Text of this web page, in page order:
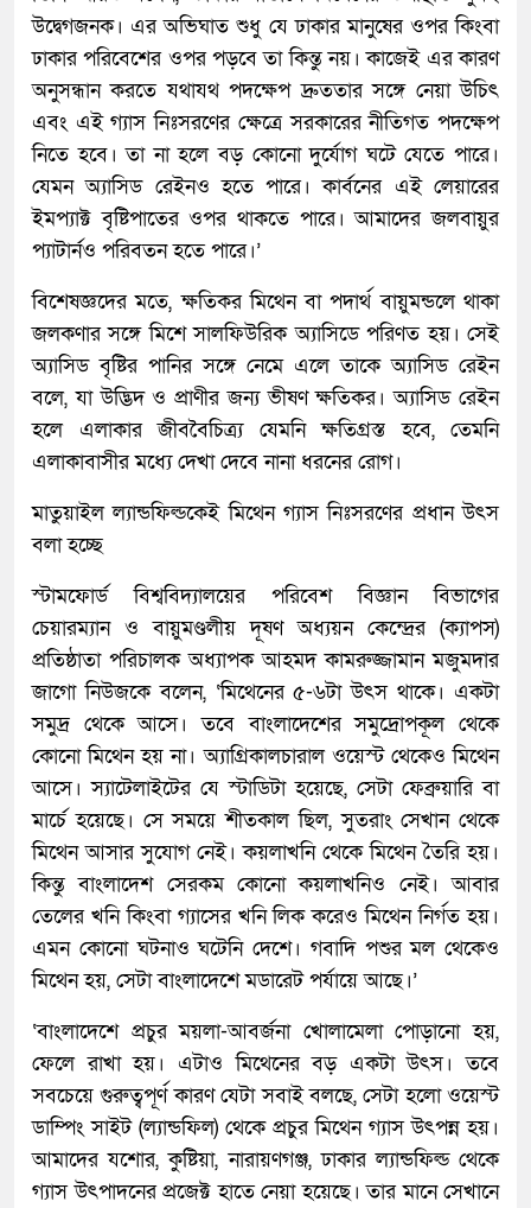
উদ্বেগজনক। এর অভিঘাত শুধু যে ঢাকার মানুষের ওপর কিংবা
ঢাকার পরিবেশের ওপর পড়বে তা কিন্তু নয়। কাজেই এর কারণ
অনুসন্ধান করতে যথাযথ পদক্ষেপ দ্রুততার সঙ্গে নেয়া উচিৎ
এবং এই গ্যাস নিঃসরণের ক্ষেত্রে সরকারের নীতিগত পদক্ষেপ
নিতে হবে। তা না হলে বড় কোনো দুর্যোগ ঘটে যেতে পারে।
যেমন অ্যাসিড রেইনও হতে পারে। কার্বনের এই লেয়ারের
ইমপ্যাক্ট বৃষ্টিপাতের ওপর থাকতে পারে। আমাদের জলবায়ুর
প্যাটার্নও পরিবতন হতে পারে।’
বিশেষজ্ঞদের মতে, ক্ষতিকর মিথেন বা পদার্থ বায়ুমন্ডলে থাকা
জলকণার সঙ্গে মিশে সালফিউরিক অ্যাসিডে পরিণত হয়। সেই
অ্যাসিড বৃষ্টির পানির সঙ্গে নেমে এলে তাকে অ্যাসিড রেইন
বলে, যা উদ্ভিদ ও প্রাণীর জন্য ভীষণ ক্ষতিকর। অ্যাসিড রেইন
হলে এলাকার জীববৈচিত্র্য যেমনি ক্ষতিগ্রস্ত হবে, তেমনি
এলাকাবাসীর মধ্যে দেখা দেবে নানা ধরনের রোগ।
মাতুয়াইল ল্যান্ডফিল্ডকেই মিথেন গ্যাস নিঃসরণের প্রধান উৎস
বলা হচ্ছে
স্টামফোর্ড বিশ্ববিদ্যালয়ের পরিবেশ বিজ্ঞান বিভাগের
চেয়ারম্যান ও বায়ুমণ্ডলীয় দূষণ অধ্যয়ন কেন্দ্রের (ক্যাপস)
প্রতিষ্ঠাতা পরিচালক অধ্যাপক আহমদ কামরুজ্জামান মজুমদার
জাগো নিউজকে বলেন, ‘মিথেনের ৫-৬টা উৎস থাকে। একটা
সমুদ্র থেকে আসে। তবে বাংলাদেশের সমুদ্রোপকূল থেকে
কোনো মিথেন হয় না। অ্যাগ্রিকালচারাল ওয়েস্ট থেকেও মিথেন
আসে। স্যাটেলাইটের যে স্টাডিটা হয়েছে, সেটা ফেব্রুয়ারি বা
মার্চে হয়েছে। সে সময়ে শীতকাল ছিল, সুতরাং সেখান থেকে
মিথেন আসার সুযোগ নেই। কয়লাখনি থেকে মিথেন তৈরি হয়।
কিন্তু বাংলাদেশ সেরকম কোনো কয়লাখনিও নেই। আবার
তেলের খনি কিংবা গ্যাসের খনি লিক করেও মিথেন নির্গত হয়।
এমন কোনো ঘটনাও ঘটেনি দেশে। গবাদি পশুর মল থেকেও
মিথেন হয়, সেটা বাংলাদেশে মডারেট পর্যায়ে আছে।’
‘বাংলাদেশে প্রচুর ময়লা-আবর্জনা খোলামেলা পোড়ানো হয়,
ফেলে রাখা হয়। এটাও মিথেনের বড় একটা উৎস। তবে
সবচেয়ে গুরুত্বপূর্ণ কারণ যেটা সবাই বলছে, সেটা হলো ওয়েস্ট
ডাম্পিং সাইট (ল্যান্ডফিল) থেকে প্রচুর মিথেন গ্যাস উৎপন্ন হয়।
আমাদের যশোর, কুষ্টিয়া, নারায়ণগঞ্জ, ঢাকার ল্যান্ডফিল্ড থেকে
গ্যাস উৎপাদনের প্রজেক্ট হাতে নেয়া হয়েছে। তার মানে সেখানে